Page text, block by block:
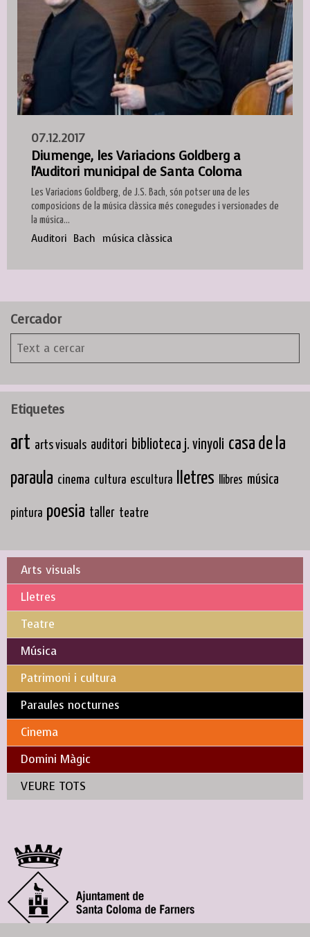
07.12.2017
Diumenge, les Variacions Goldberg a
l'Auditori municipal de Santa Coloma
Les Variacions Goldberg, de J.S. Bach, són potser una de les
composicions de la música clàssica més conegudes i versionades de
la música...
Auditori Bach música clàssica
Cercador
Etiquetes
art arts visuals auditori biblioteca j. vinyoli casa de la
paraula cinema cultura escultura lletres llibres música
pintura poesia taller teatre
Arts visuals
Lletres
Teatre
Música
Patrimoni i cultura
Paraules nocturnes
Cinema
Domini Màgic
VEURE TOTS